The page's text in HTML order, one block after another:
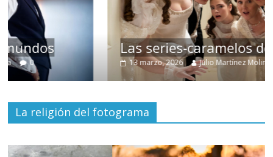
Las series-caramelos de Shondaland
13 marzo, 2026 Julio Martínez Molina 0
La religión del fotograma